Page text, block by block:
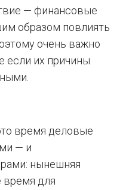
— финансовые
образом повлиять
очень важно
если их причины
время деловые
— и
нынешняя
время для